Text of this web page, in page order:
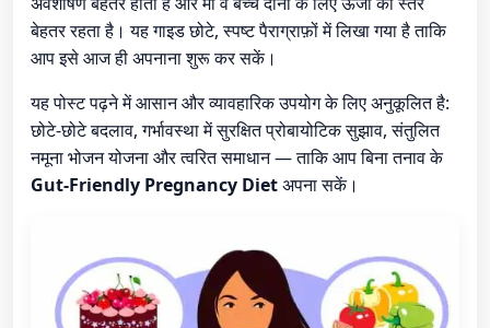
बेहतर रहता है। यह गाइड छोटे, स्पष्ट पैराग्राफ़ों में लिखा गया है ताकि
आप इसे आज ही अपनाना शुरू कर सकें।
यह पोस्ट पढ़ने में आसान और व्यावहारिक उपयोग के लिए अनुकूलित है:
छोटे-छोटे बदलाव, गर्भावस्था में सुरक्षित प्रोबायोटिक सुझाव, संतुलित
नमूना भोजन योजना और त्वरित समाधान — ताकि आप बिना तनाव के
Gut-Friendly Pregnancy Dietअपना सकें।